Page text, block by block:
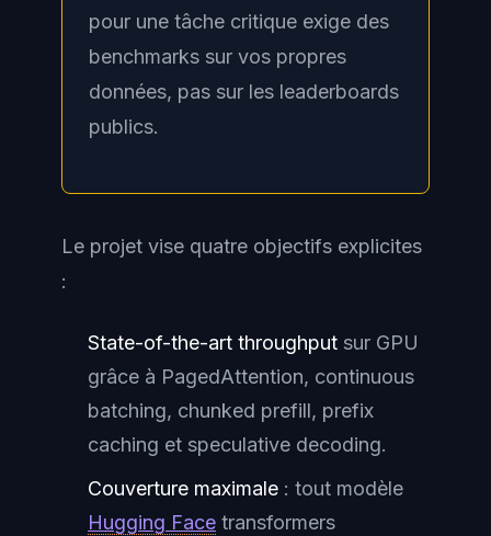
pour une tâche critique exige des
benchmarks sur vos propres
données, pas sur les leaderboards
publics.
Le projet vise quatre objectifs explicites
:
State-of-the-art throughput sur GPU
grâce à PagedAttention, continuous
batching, chunked prefill, prefix
caching et speculative decoding.
Couverture maximale : tout modèle
Hugging Face transformers